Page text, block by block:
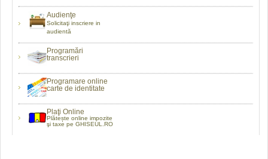
Audienţe
Solicitaţi inscriere in
audientă
Programări
transcrieri
Programare online
carte de identitate
Plaţi Online
Plătește online impozite
şi taxe pe GHISEUL.RO